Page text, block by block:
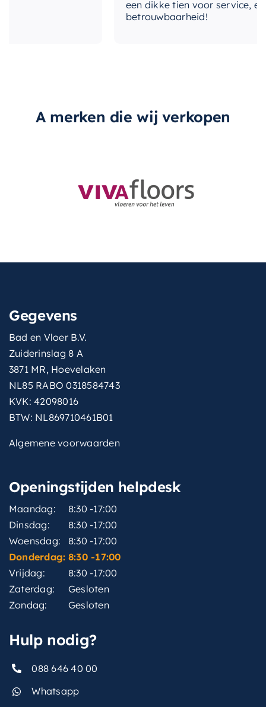
een dikke tien voor service,
betrouwbaarheid!
A merken die wij verkopen
Gegevens
Bad en Vloer B.V.
Zuiderinslag 8 A
3871 MR, Hoevelaken
NL85 RABO 0318584743
KVK: 42098016
BTW: NL869710461B01
Algemene voorwaarden
Openingstijden helpdesk
Maandag:
8:30 -17:00
Dinsdag:
8:30 -17:00
Woensdag:
8:30 -17:00
Donderdag: 8:30 -17:00
Vrijdag:
8:30 -17:00
Zaterdag:
Gesloten
Zondag:
Gesloten
Hulp nodig?
088 646 40 00
Whatsapp